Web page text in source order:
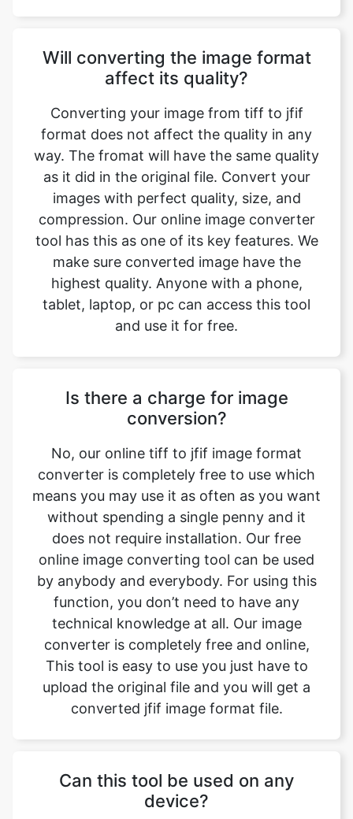
format does not affect the quality in any
way. The fromat will have the same quality
as it did in the original file. Convert your
images with perfect quality, size, and
compression. Our online image converter
tool has this as one of its key features. We
make sure converted image have the
highest quality. Anyone with a phone,
tablet, laptop, or pc can access this tool
and use it for free.
Is there a charge for image
converter is completely free to use which
means you may use it as often as you want
without spending a single penny and it
does not require installation. Our free
online image converting tool can be used
by anybody and everybody. For using this
function, you don’t need to have any
technical knowledge at all. Our image
converter is completely free and online,
This tool is easy to use you just have to
upload the original file and you will get a
converted jfif image format file.
Can this tool be used on any
free, and easy tool. With this simple tool,
we can easily change the file format. This